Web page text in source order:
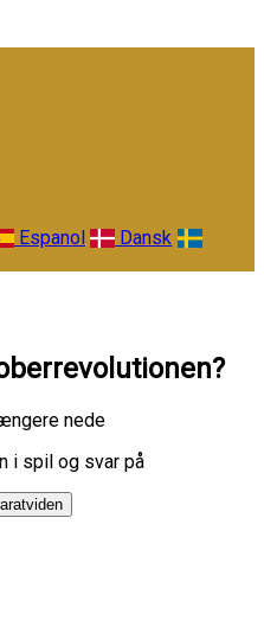
Espanol
Dansk
nede
i spil og svar på